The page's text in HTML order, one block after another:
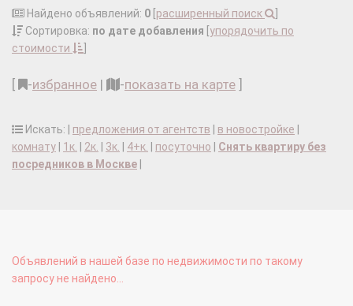
Найдено объявлений: 0 расширенный поиск
Сортировка: по дате добавления упорядочить по
стоимости
-избранное | -показать на карте
Искать: | предложения от агентств в новостройке
комнату
1к. 2к. 3к. 4+к. посуточно
Снять квартиру без
посредников в Москве
Объявлений в нашей базе по недвижимости по такому
запросу не найдено...